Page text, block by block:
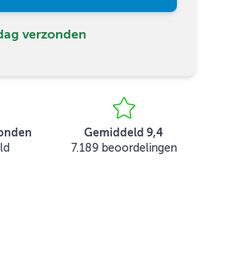
verzonden
Gemiddeld 9,4
7.189 beoordelingen